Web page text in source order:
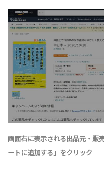
画面右に表示される出品元・販
ートに追加する」をクリック